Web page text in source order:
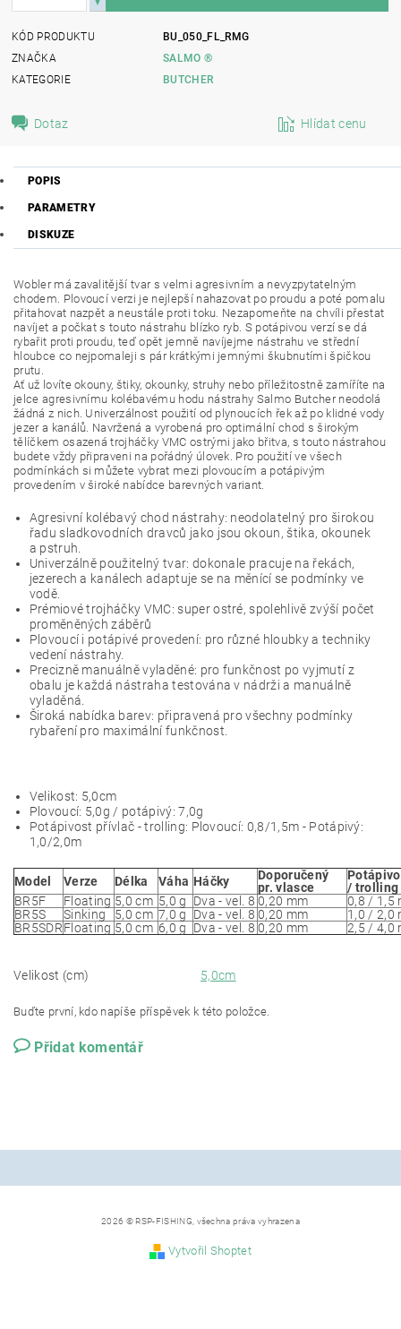
KÓD PRODUKTU
BU_050_FL_RMG
ZNAČKA
SALMO ®
KATEGORIE
BUTCHER
Dotaz Hlídat cenu
POPIS
PARAMETRY
DISKUZE
Wobler má zavalitější tvar s velmi agresivním a nevyzpytatelným
chodem. Plovoucí verzi je nejlepší nahazovat po proudu a poté pomalu
přitahovat nazpět a neustále proti toku. Nezapomeňte na chvíli přestat
navíjet a počkat s touto nástrahu blízko ryb. S potápivou verzí se dá
rybařit proti proudu, teď opět jemně navíjejme nástrahu ve střední
hloubce co nejpomaleji s pár krátkými jemnými škubnutími špičkou
prutu.
Ať už lovíte okouny, štiky, okounky, struhy nebo příležitostně zamíříte na
jelce agresivnímu kolébavému hodu nástrahy Salmo Butcher neodolá
žádná z nich. Univerzálnost použití od plynoucích řek až po klidné vody
jezer a kanálů. Navržená a vyrobená pro optimální chod s širokým
tělíčkem osazená trojháčky VMC ostrými jako břitva, s touto nástrahou
budete vždy připraveni na pořádný úlovek. Pro použití ve všech
podmínkách si můžete vybrat mezi plovoucím a potápivým
provedením v široké nabídce barevných variant.
Agresivní kolébavý chod nástrahy: neodolatelný pro širokou
řadu sladkovodních dravců jako jsou okoun, štika, okounek
a pstruh.
Univerzálně použitelný tvar: dokonale pracuje na řekách,
jezerech a kanálech adaptuje se na měnící se podmínky ve
vodě.
Prémiové trojháčky VMC: super ostré, spolehlivě zvýší počet
proměněných záběrů
Plovoucí i potápivé provedení: pro různé hloubky a techniky
vedení nástrahy.
Precizně manuálně vyladěné: pro funkčnost po vyjmutí z
obalu je každá nástraha testována v nádrži a manuálně
vyladěná.
Široká nabídka barev: připravená pro všechny podmínky
rybaření pro maximální funkčnost.
Velikost: 5,0cm
Plovoucí: 5,0g / potápivý: 7,0g
Potápivost přívlač - trolling: Plovoucí: 0,8/1,5m - Potápivý:
1,0/2,0m
Model Verze Délka Váha Háčky
Doporučený
pr. vlasce
/ trolling
BR5F
Floating 5,0 cm 5,0 g Dva - vel. 8 0,20 mm
0,8 / 1,5
BR5S
Sinking 5,0 cm 7,0 g Dva - vel. 8 0,20 mm
1,0 / 2,0
BR5SDRFloating 5,0 cm 6,0 g Dva - vel. 8 0,20 mm 2,5 / 4,0
Velikost (cm) 5,0cm
Buďte první, kdo napíše příspěvek k této položce.
Přidat komentář
2026 © RSP-FISHING, všechna práva vyhrazena
Vytvořil Shoptet